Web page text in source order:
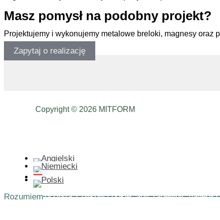
Masz pomysł na podobny projekt?
Projektujemy i wykonujemy metalowe breloki, magnesy oraz
Zapytaj o realizację
Copyright © 2026 MITFORM
Ta strona korzysta z plików cookie, aby zapewnić
Rozumiem